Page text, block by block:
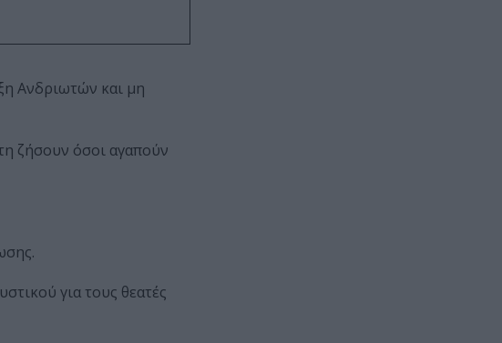
Ανδριωτών και μη
ζήσουν όσοι αγαπούν
για τους θεατές